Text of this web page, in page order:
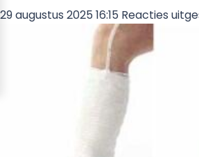
29 augustus 2025 16:15 Reacties